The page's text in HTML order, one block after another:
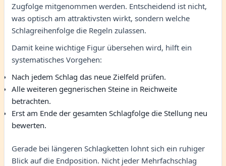
Zugfolge mitgenommen werden. Entscheidend ist nicht,
was optisch am attraktivsten wirkt, sondern welche
Schlagreihenfolge die Regeln zulassen.
Damit keine wichtige Figur übersehen wird, hilft ein
systematisches Vorgehen:
Nach jedem Schlag das neue Zielfeld prüfen.
Alle weiteren gegnerischen Steine in Reichweite
betrachten.
Erst am Ende der gesamten Schlagfolge die Stellung neu
bewerten.
Gerade bei längeren Schlagketten lohnt sich ein ruhiger
Blick auf die Endposition. Nicht jeder Mehrfachschlag